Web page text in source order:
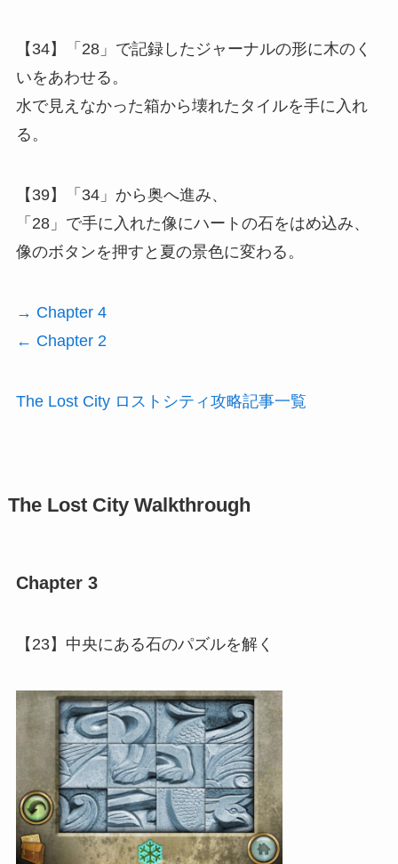
【34】「28」で記録したジャーナルの形に木のく
いをあわせる。
水で見えなかった箱から壊れたタイルを手に入れ
る。
【39】「34」から奥へ進み、
「28」で手に入れた像にハートの石をはめ込み、
像のボタンを押すと夏の景色に変わる。
→ Chapter 4
← Chapter 2
The Lost City ロストシティ攻略記事一覧
The Lost City Walkthrough
Chapter 3
【23】中央にある石のパズルを解く